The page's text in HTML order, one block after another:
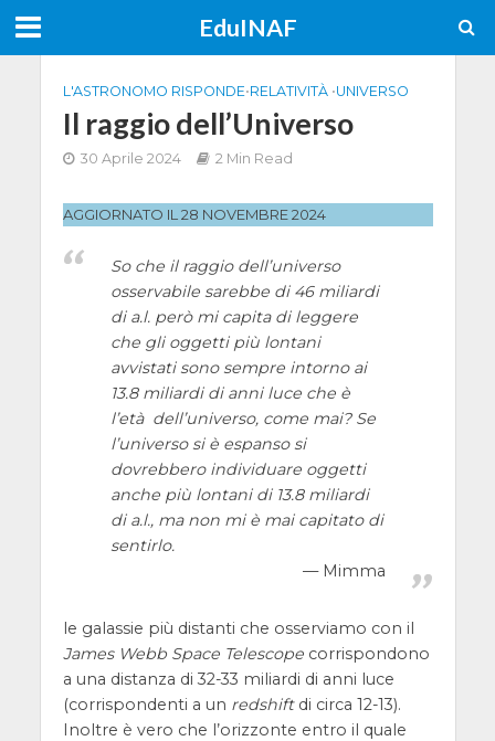
EduINAF
L'ASTRONOMO RISPONDE•RELATIVITÀ •UNIVERSO
Il raggio dell’Universo
30 Aprile 2024 2 Min Read
AGGIORNATO IL 28 NOVEMBRE 2024
So che il raggio dell’universo
osservabile sarebbe di 46 miliardi
di a.l. però mi capita di leggere
che gli oggetti più lontani
avvistati sono sempre intorno ai
13.8 miliardi di anni luce che è
l’età dell’universo, come mai? Se
l’universo si è espanso si
dovrebbero individuare oggetti
anche più lontani di 13.8 miliardi
di a.l., ma non mi è mai capitato di
sentirlo.
Mimma
le galassie più distanti che osserviamo con il
James Webb Space Telescopecorrispondono
a una distanza di 32-33 miliardi di anni luce
(corrispondenti a un redshiftdi circa 12-13).
Inoltre è vero che l’orizzonte entro il quale